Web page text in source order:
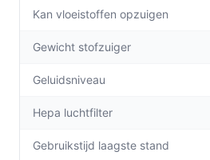
wordt het stof automatisch
onderhoud nodig hebt.
eenvoudig lastige plekken
te bukken, wat de efficiëntie
Krachtige zuigkracht:
Met
Kan vloeistoffen opzuigen
Gewicht stofzuiger
Geluidsniveau
Hepa luchtfilter
Gebruikstijd laagste stand